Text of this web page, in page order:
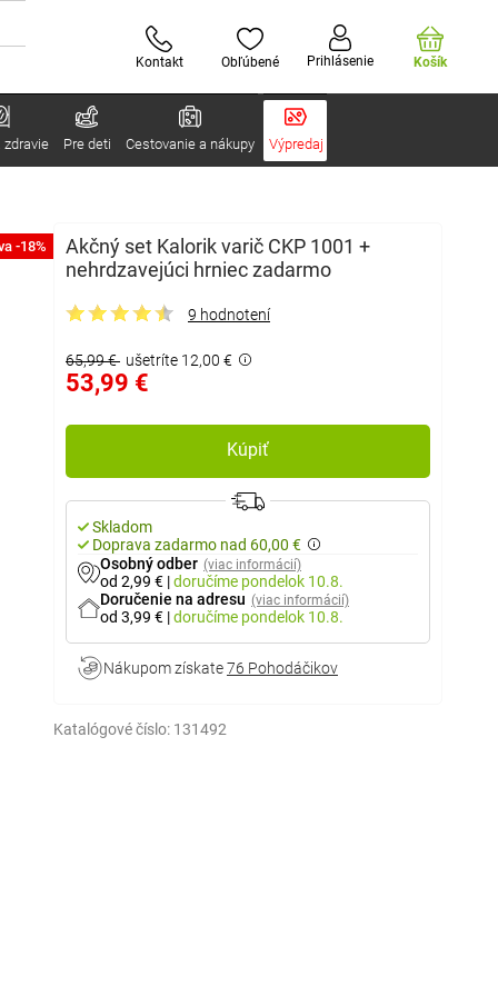
Kontakt Obľúbené Prihlásenie Košík
zdravie Pre deti Cestovanie a nákupy Výpredaj
-18%
Akčný set Kalorik varič CKP 1001 +
nehrdzavejúci hrniec zadarmo
9 hodnotení
65,99 € ušetríte 12,00 €
53,99 €
Kúpiť
Skladom
Doprava zadarmo nad 60,00 €
Osobný odber (viac informácií)
od 2,99 € |doručíme pondelok 10.8.
Doručenie na adresu (viac informácií)
od 3,99 € |doručíme pondelok 10.8.
Nákupom získate76 Pohodáčikov
Katalógové číslo: 131492